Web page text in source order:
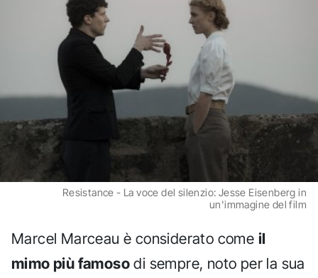
Resistance - La voce del silenzio: Jesse Eisenberg in
un'immagine del film
Marcel Marceau è considerato come il
mimo più famoso di sempre, noto per la sua